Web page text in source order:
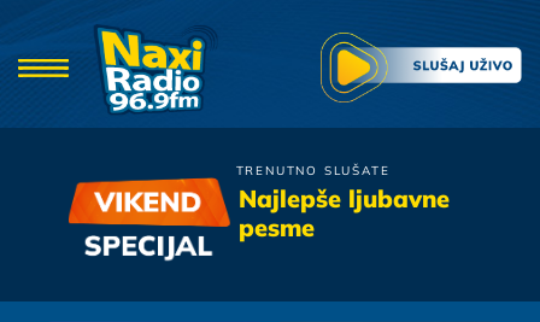
TRENUTNO SLUŠATE
Najlepše ljubavne
pesme
Tony Cetinski